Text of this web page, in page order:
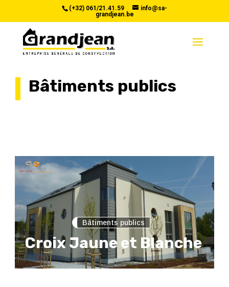
(+32) 061/21.41.59
info@sa-
grandjean.be
Bâtiments publics
Bâtiments publics
Croix Jaune et Blanche